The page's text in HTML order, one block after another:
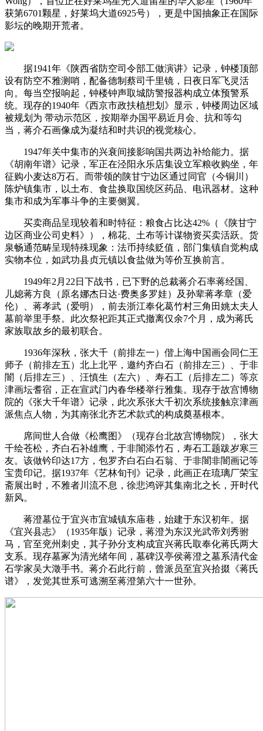
获第6701颗星，好莱坞大道6925号），更是中国抽象正在国际
影坛的晚期开荒者。
据1941年《陕西省防空司令部工做演讲》记录，钟楼顶部
设有防空不雅测哨，配备德制蔡司千里镜，日夜日军飞灵活
向。每当空报响起，钟楼钟声取城防警报器构成立体预警系
统。现存的1940年《西京市政扶植想划》显示，钟楼周边区域
被规划为 带动示范区，按期举办国平易近月会、抗和等勾
当，蒋介石画像成为凝结和时共识的视觉核心。
1947年关中集市的兴衰间接影响国共两边补给能力。据
《胡南年谱》记录，军正在泾阳永乐店集设立军粮收购坐，年
征购小麦达8万石。而带领的陕甘宁边区通过同官（今铜川）
陈炉镇集市，以土布、食盐换取国统区药品、电讯器材。这种
集市和成为军事斗争的主要侧翼。
买卖商品呈现较着和时特征：粮食占比达42%（《陕甘宁
边区商业公司史料》），棉花、土布等计谋物资买卖活跃。货
泉畅通范畴呈现特殊现象：法币持续贬值，部门集镇自觉构成
实物本位，如武功县贞元镇以食盐做为等价互换前言。
1949年2月22日下战书，已下野的总裁蒋介石率蒋经国、
儿媳蒋方良（原名娜杰日达·费奥多罗娃）及孙辈蒋孝章（爱
伦）、蒋孝武（爱明），前去浙江奉化葛竹村三角田姚太夫人
墓前举里手祭。此次祭祀距其正式撤离仅余7个月，成为蒋氏
家族取故乡的最初联合。
1936年深秋，张大千（前排左一）偕上海中国画会同仁王
师子（前排左五）北上北平，邀约齐白石（前排左三）、于非
闇（后排左三）、汪慎生（左六）、寿石工（后排左二）等京
津画坛耆宿，正在宣武门内春华楼举行雅集。现存于故宫博物
院的《张大千年谱》记录，此次系张大千初次系统接触京津画
派焦点人物，为其南张北齐艺术款式的构成奠基根本。
席间世人合做《松鹰图》（现存台北故宫博物院），张大
千绘苍松，齐白石补雄鹰，于非闇添竹石，寿石工题跋岁寒三
友。该做钤印达17方，包罗齐白石白石翁、于非闇非闇画记等
宝贵印记。据1937年《艺林旬刊》记录，此画正在琉璃厂荣宝
斋展出时，不雅者川流不息，徐悲鸿评其集南北之长，开时代
新风。
蒋澄墓位于宜兴市宜城镇东庙巷，始建于东汉初年。据
《宜兴县志》（1935年版）记录，蒋澄为东汉光武帝刘秀驸
马，官至兖州刺史，其子孙分支构成宜兴蒋氏取奉化蒋氏两大
支系。现存墓冢为清光绪年间，墓碑汉亭侯蒋澄之墓系清代金
石学家吴大澂手书。蒋介石此行前，曾派员至宜兴拾掇《蒋氏
谱》，发觉其世系可逃溯至蒋澄第六十一世孙。